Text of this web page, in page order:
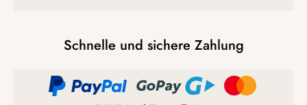
Schnelle und sichere Zahlung